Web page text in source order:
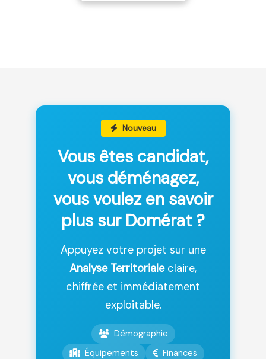
Nouveau
Vous êtes candidat,
vous déménagez,
vous voulez en savoir
plus sur Domérat ?
Appuyez votre projet sur une
Analyse Territorialeclaire,
chiffrée et immédiatement
exploitable.
Démographie
Équipements
Finances